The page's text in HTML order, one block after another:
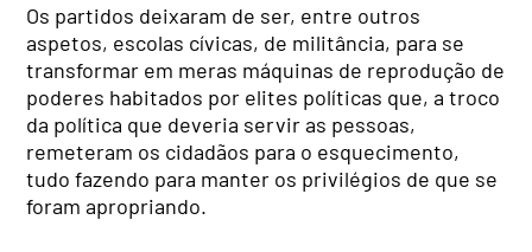
Os partidos deixaram de ser, entre outros
aspetos, escolas cívicas, de militância, para se
transformar em meras máquinas de reprodução de
poderes habitados por elites políticas que, a troco
da política que deveria servir as pessoas,
remeteram os cidadãos para o esquecimento,
tudo fazendo para manter os privilégios de que se
foram apropriando.